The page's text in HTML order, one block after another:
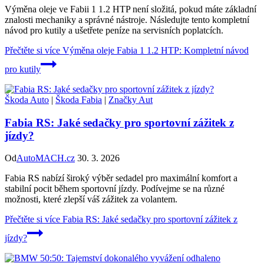
Výměna oleje ve Fabii 1 1.2 HTP není složitá, pokud máte základní
znalosti mechaniky a správné nástroje. Následujte tento kompletní
návod pro kutily a ušetřete peníze na servisních poplatcích.
Přečtěte si více Výměna oleje Fabia 1 1.2 HTP: Kompletní návod
pro kutily
Škoda Auto | Škoda Fabia | Značky Aut
Fabia RS: Jaké sedačky pro sportovní zážitek z
jízdy?
OdAutoMACH.cz 30. 3. 2026
Fabia RS nabízí široký výběr sedadel pro maximální komfort a
stabilní pocit během sportovní jízdy. Podívejme se na různé
možnosti, které zlepší váš zážitek za volantem.
Přečtěte si více Fabia RS: Jaké sedačky pro sportovní zážitek z
jízdy?